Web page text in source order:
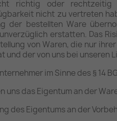
richtig oder rechtzeitig
nicht zu vertreten
der bestellten Ware
erstatten. Das
von Waren, die nur
und der von uns bei
im Sinne des § 14
uns das Eigentum an der
des Eigentums an der